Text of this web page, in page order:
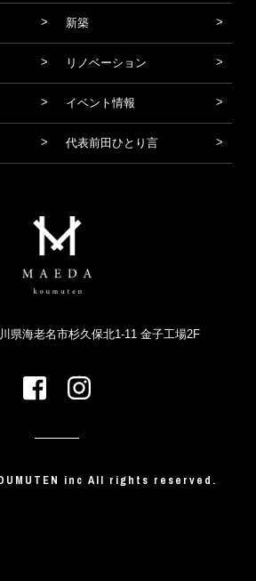
新築
リノベーション
イベント情報
代表前田ひとり言
県海老名市杉久保北1-11 金子工場2F
inc All rights reserved.